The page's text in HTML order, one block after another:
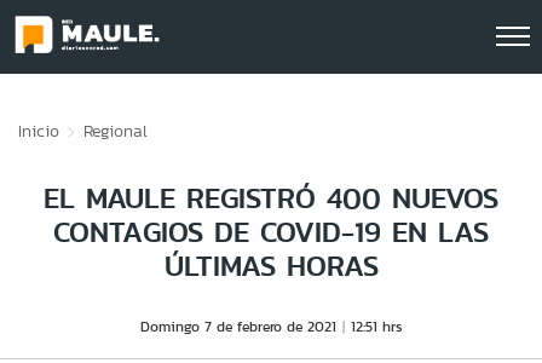
Inicio Regional
EL MAULE REGISTRÓ 400 NUEVOS
CONTAGIOS DE COVID-19 EN LAS
ÚLTIMAS HORAS
Domingo 7 de febrero de 2021 12:51 hrs